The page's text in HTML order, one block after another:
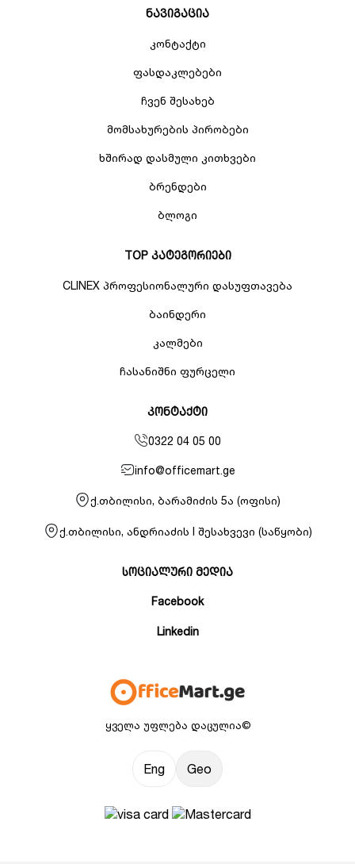
ყველა უფლება დაცულია©
Eng Geo
ნავიგაცია
კონტაქტი
ფასდაკლებები
ჩვენ შესახებ
მომსახურების პირობები
ხშირად დასმული კითხვები
ბრენდები
ბლოგი
TOP კატეგორიები
CLINEX პროფესიონალური დასუფთავება
ბაინდერი
კალმები
ჩასანიშნი ფურცელი
კონტაქტი
0322 04 05 00
info@officemart.ge
ქ.თბილისი, ბარამიძის 5ა (ოფისი)
ქ.თბილისი, ანდრიაძის I შესახვევი (საწყობი)
სოციალური მედია
Facebook
Linkedin